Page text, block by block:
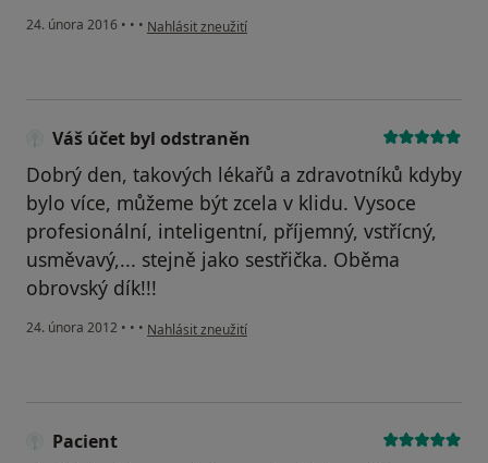
24. února 2016 • • • podle názoru uživatele Váš účet byl odstraněn
Nahlásit zneužití
Váš účet byl odstraněn
Dobrý den, takových lékařů a zdravotníků kdyby
bylo více, můžeme být zcela v klidu. Vysoce
profesionální, inteligentní, příjemný, vstřícný,
usměvavý,... stejně jako sestřička. Oběma
obrovský dík!!!
24. února 2012 • • • podle názoru uživatele Váš účet byl odstraněn
Nahlásit zneužití
Pacient